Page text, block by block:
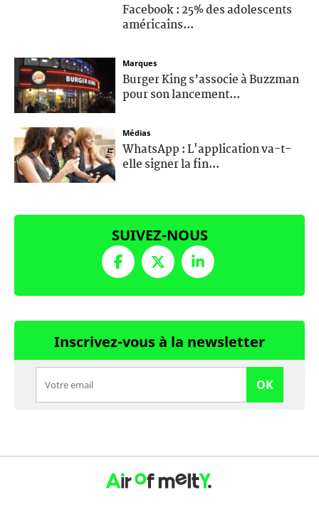
Facebook : 25% des adolescents
américains...
Marques
Burger King s’associe à Buzzman
pour son lancement...
Médias
WhatsApp : L'application va-t-
elle signer la fin...
SUIVEZ-NOUS
Inscrivez-vous à la newsletter
OK